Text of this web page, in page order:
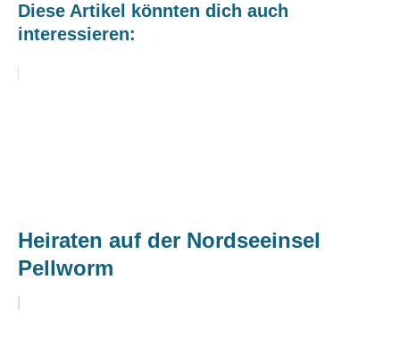
Diese Artikel könnten dich auch
interessieren:
Heiraten auf der Nordseeinsel
Pellworm